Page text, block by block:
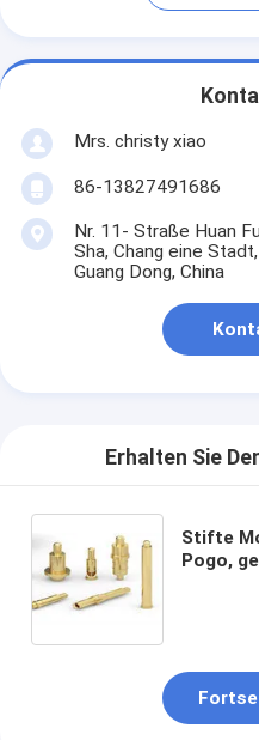
Mrs. christy xiao
86-13827491686
Nr. 11- Straße Huan
Sha, Chang eine
Guang Dong, China
Erhalten Sie
Stifte
Pogo,